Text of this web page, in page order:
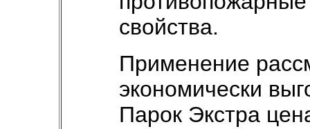
свойства.
Применение
экономически
Парок Экстра